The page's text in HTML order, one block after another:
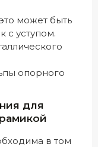
может быть
уступом.
опорного
для
в том